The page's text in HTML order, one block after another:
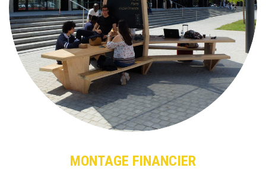
MONTAGE FINANCIER